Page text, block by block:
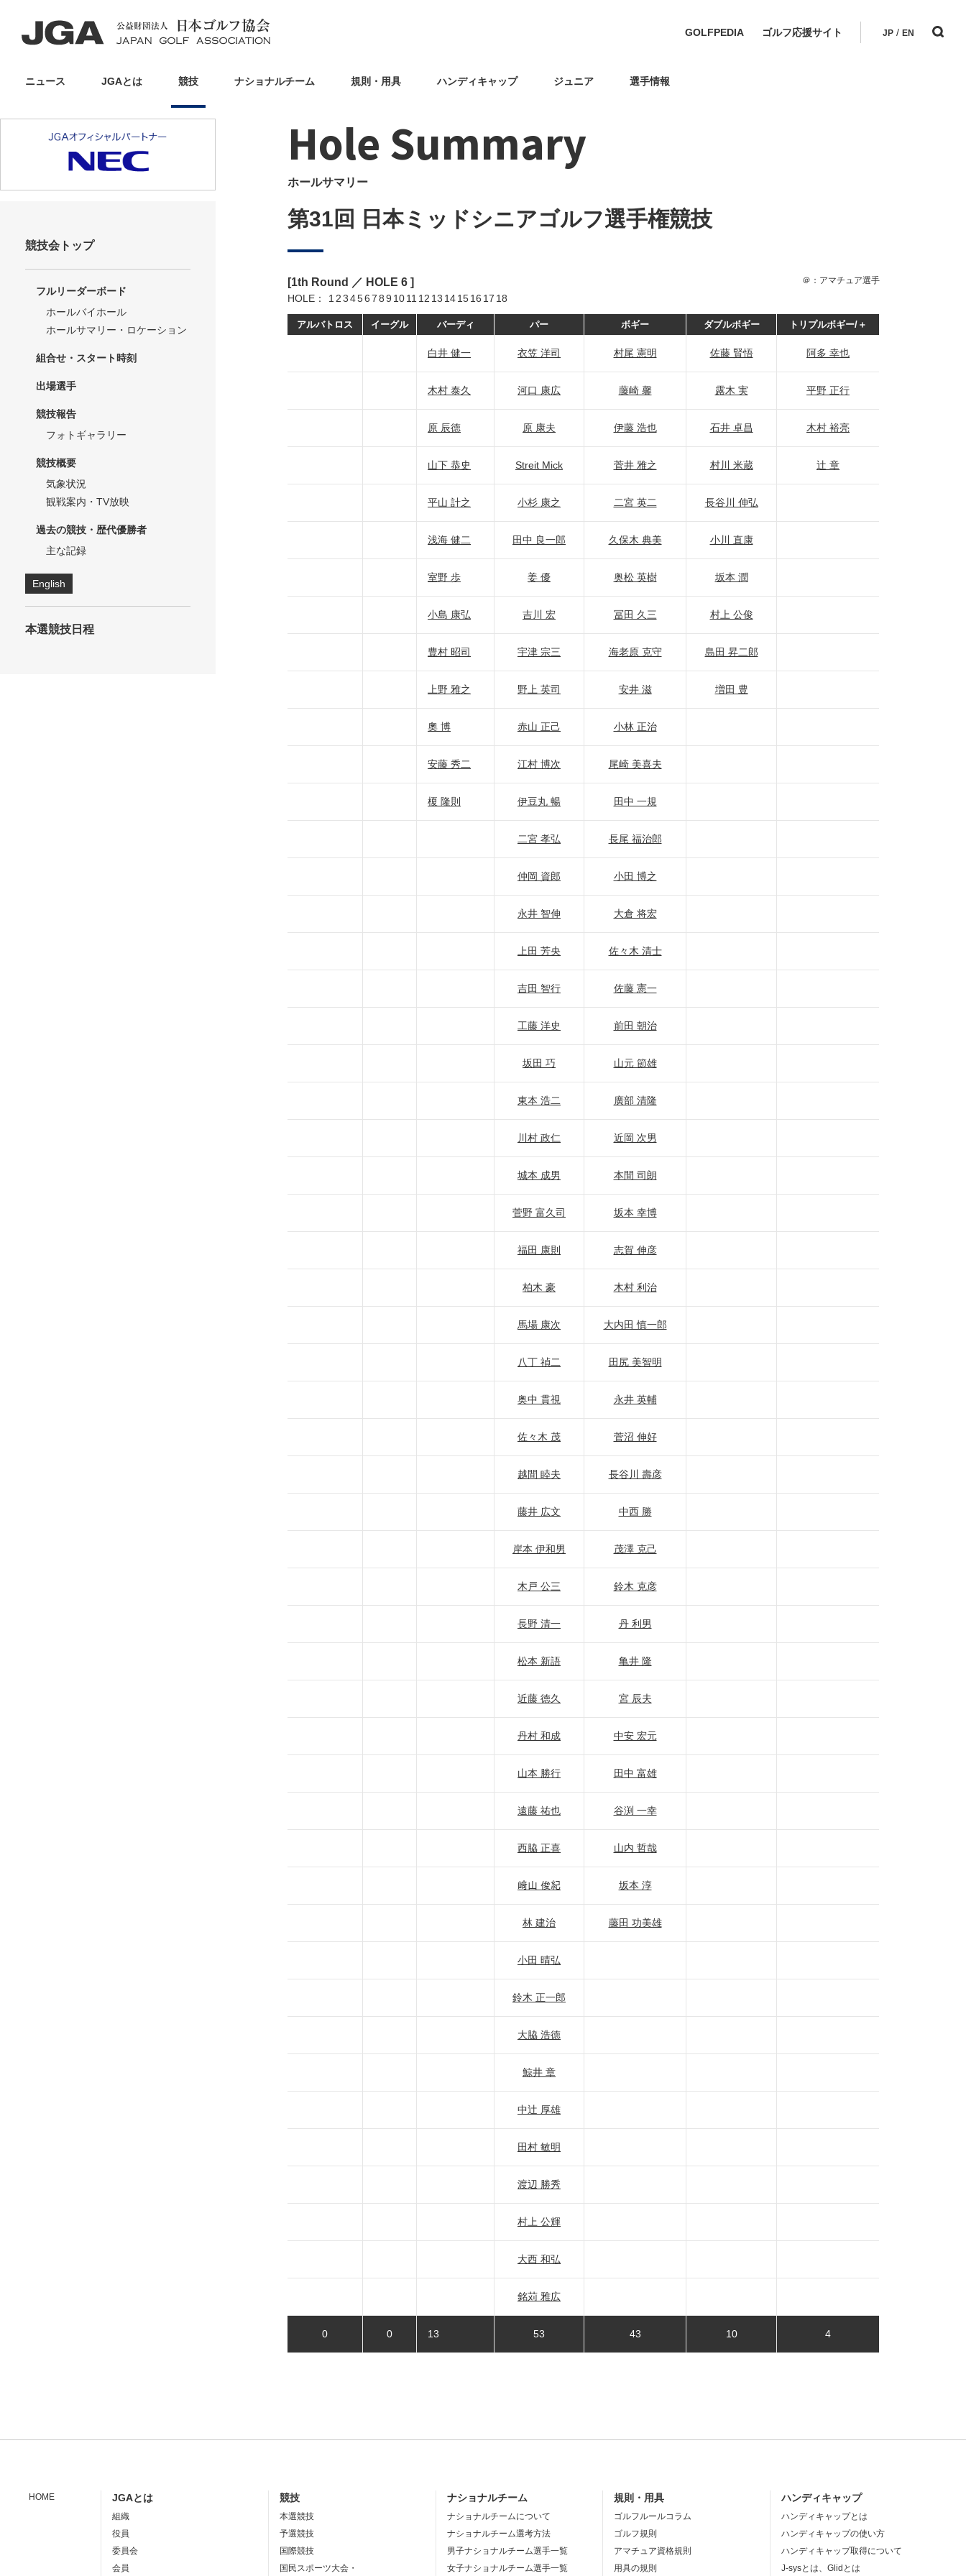
GOLFPEDIA ゴルフ応援サイト JP / EN
ニュース JGAとは 競技 ナショナルチーム 規則・用具 ハンディキャップ ジュニア 選手情報
Hole Summary
ホールサマリー
第31回 日本ミッドシニアゴルフ選手権競技
[1th Round ／ HOLE 6 ]
HOLE 1 23456789 1011 12 13 141516 17 18
＠：アマチュア選手
アルバトロス イーグル バーディ パー ボギー ダブルボギー トリプルボギー/＋
白井 健一 衣笠 洋司 村尾 憲明 佐藤 賢悟 阿多 幸也
木村 泰久 河口 康広 藤崎 馨 露木 実 平野 正行
原 辰徳 原 康夫 伊藤 浩也 石井 卓昌 木村 裕亮
山下 恭史 Streit Mick 菅井 雅之 村川 米蔵 辻 章
平山 計之 小杉 康之 二宮 英二 長谷川 伸弘
浅海 健二 田中 良一郎 久保木 典美 小川 直康
室野 歩 姜 優 奥松 英樹 坂本 潤
小島 康弘 吉川 宏 冨田 久三 村上 公俊
豊村 昭司 宇津 宗三 海老原 克守 島田 昇二郎
上野 雅之 野上 英司 安井 滋 増田 豊
奧 博 赤山 正己 小林 正治
安藤 秀二 江村 博次 尾崎 美喜夫
榎 隆則 伊豆丸 暢 田中 一規
二宮 孝弘 長尾 福治郎
仲岡 資郎 小田 博之
永井 智伸 大倉 将宏
上田 芳央 佐々木 清士
吉田 智行 佐藤 憲一
工藤 洋史 前田 朝治
坂田 巧 山元 節雄
東本 浩二 廣部 清隆
川村 政仁 近岡 次男
城本 成男 本間 司朗
菅野 富久司 坂本 幸博
福田 康則 志賀 伸彦
柏木 豪 木村 利治
馬場 康次 大内田 慎一郎
八丁 禎二 田尻 美智明
奥中 貫視 永井 英輔
佐々木 茂 菅沼 伸好
越間 睦夫 長谷川 壽彦
藤井 広文 中西 勝
岸本 伊和男 茂澤 克己
木戸 公三 鈴木 克彦
長野 清一 丹 利男
松本 新語 亀井 隆
近藤 徳久 宮 辰夫
丹村 和成 中安 宏元
山本 勝行 田中 富雄
遠藤 祐也 谷渕 一幸
西脇 正喜 山内 哲哉
﨑山 俊紀 坂本 淳
林 建治 藤田 功美雄
小田 晴弘
鈴木 正一郎
大脇 浩徳
鯨井 章
中辻 厚雄
田村 敏明
渡辺 勝秀
村上 公輝
大西 和弘
銘苅 雅広
0 0 13 53 43 10 4
競技会トップ
フルリーダーボード
ホールバイホール
ホールサマリー・ロケーション
組合せ・スタート時刻
出場選手
競技報告
フォトギャラリー
競技概要
気象状況
観戦案内・TV放映
過去の競技・歴代優勝者
主な記録
English
本選競技日程
HOME JGAとは
組織
役員
委員会
会員
競技
本選競技
予選競技
国際競技
国民スポーツ大会・
ナショナルチーム
ナショナルチームについて
ナショナルチーム選考方法
男子ナショナルチーム選手一覧
女子ナショナルチーム選手一覧
規則・用具
ゴルフルールコラム
ゴルフ規則
アマチュア資格規則
用具の規則
ハンディキャップ
ハンディキャップとは
ハンディキャップの使い方
ハンディキャップ取得について
J-sysとは、Glidとは